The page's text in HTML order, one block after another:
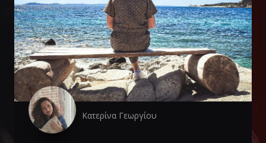
Κατερίνα Γεωργίου